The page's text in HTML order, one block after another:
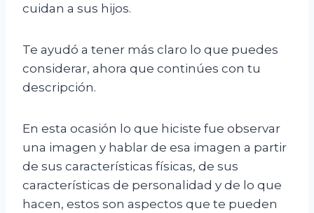
cuidan a sus hijos.
Te ayudó a tener más claro lo que puedes
considerar, ahora que continúes con tu
descripción.
En esta ocasión lo que hiciste fue observar
una imagen y hablar de esa imagen a partir
de sus características físicas, de sus
características de personalidad y de lo que
hacen, estos son aspectos que te pueden